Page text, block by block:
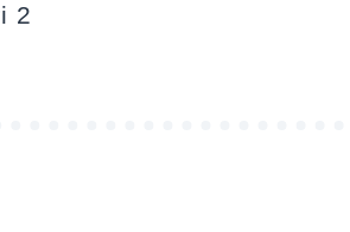
2